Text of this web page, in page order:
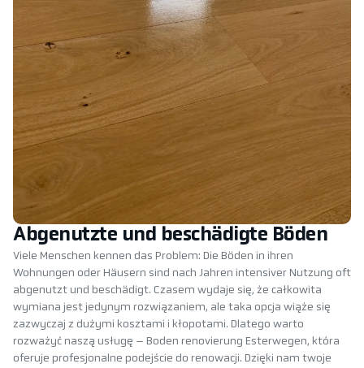
Abgenutzte und beschädigte Böden
Viele Menschen kennen das Problem: Die Böden in ihren
Wohnungen oder Häusern sind nach Jahren intensiver Nutzung oft
abgenutzt und beschädigt. Czasem wydaje się, że całkowita
wymiana jest jedynym rozwiązaniem, ale taka opcja wiąże się
zazwyczaj z dużymi kosztami i kłopotami. Dlatego warto
rozważyć naszą usługę – Boden renovierung Esterwegen, która
oferuje profesjonalne podejście do renowacji. Dzięki nam twoje